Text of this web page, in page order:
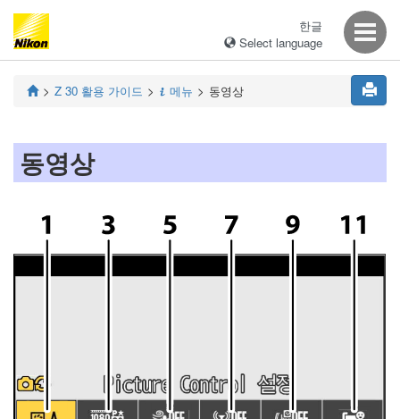
한글
Select language
Z 30 활용 가이드 i 메뉴 동영상
동영상